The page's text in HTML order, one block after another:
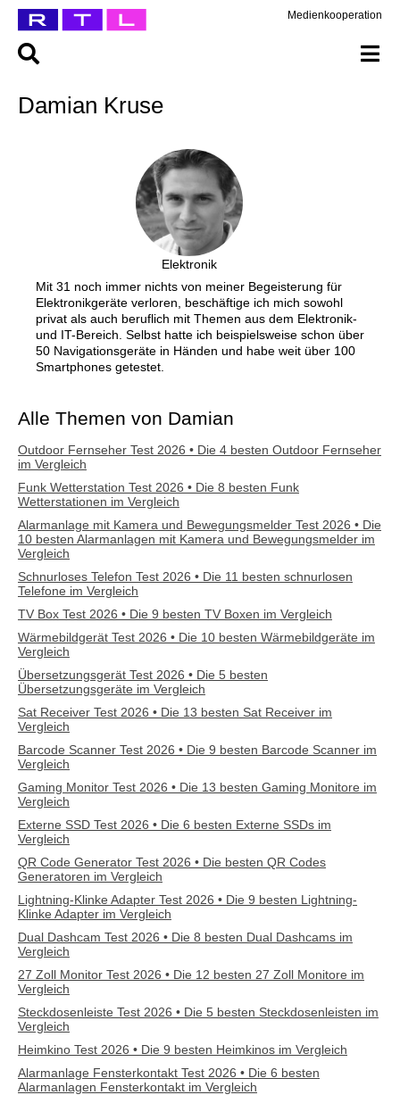
Medienkooperation
Damian Kruse
Elektronik
Mit 31 noch immer nichts von meiner Begeisterung für
Elektronikgeräte verloren, beschäftige ich mich sowohl
privat als auch beruflich mit Themen aus dem Elektronik-
und IT-Bereich. Selbst hatte ich beispielsweise schon über
50 Navigationsgeräte in Händen und habe weit über 100
Smartphones getestet.
Alle Themen von Damian
Outdoor Fernseher Test 2026 • Die 4 besten Outdoor Fernseher
im Vergleich
Funk Wetterstation Test 2026 • Die 8 besten Funk
Wetterstationen im Vergleich
Alarmanlage mit Kamera und Bewegungsmelder Test 2026 • Die
10 besten Alarmanlagen mit Kamera und Bewegungsmelder im
Vergleich
Schnurloses Telefon Test 2026 • Die 11 besten schnurlosen
Telefone im Vergleich
TV Box Test 2026 • Die 9 besten TV Boxen im Vergleich
Wärmebildgerät Test 2026 • Die 10 besten Wärmebildgeräte im
Vergleich
Übersetzungsgerät Test 2026 • Die 5 besten
Übersetzungsgeräte im Vergleich
Sat Receiver Test 2026 • Die 13 besten Sat Receiver im
Vergleich
Barcode Scanner Test 2026 • Die 9 besten Barcode Scanner im
Vergleich
Gaming Monitor Test 2026 • Die 13 besten Gaming Monitore im
Vergleich
Externe SSD Test 2026 • Die 6 besten Externe SSDs im
Vergleich
QR Code Generator Test 2026 • Die besten QR Codes
Generatoren im Vergleich
Lightning-Klinke Adapter Test 2026 • Die 9 besten Lightning-
Klinke Adapter im Vergleich
Dual Dashcam Test 2026 • Die 8 besten Dual Dashcams im
Vergleich
27 Zoll Monitor Test 2026 • Die 12 besten 27 Zoll Monitore im
Vergleich
Steckdosenleiste Test 2026 • Die 5 besten Steckdosenleisten im
Vergleich
Heimkino Test 2026 • Die 9 besten Heimkinos im Vergleich
Alarmanlage Fensterkontakt Test 2026 • Die 6 besten
Alarmanlagen Fensterkontakt im Vergleich